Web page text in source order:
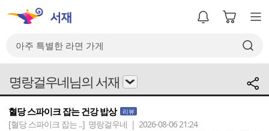
명랑걸우네님의 서재
혈당 스파이크 잡는 건강 밥상 리뷰
[혈당 스파이크 잡는 ..] 명랑걸우네 | 2026-08-06 21:24